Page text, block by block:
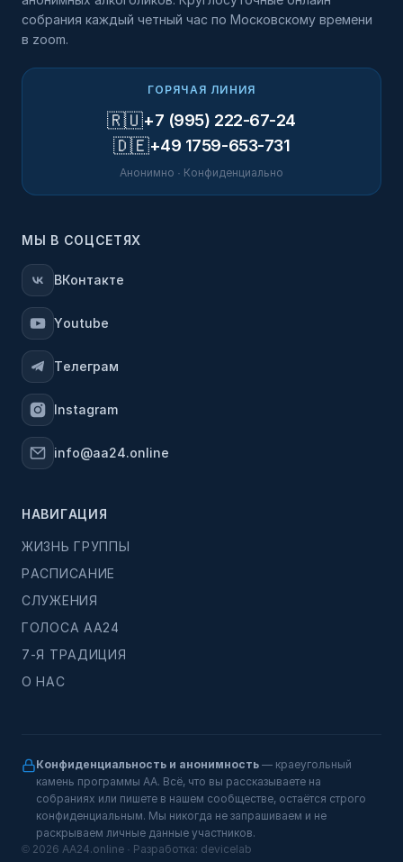
собрания каждый четный час по Московскому времени
в zoom.
ГОРЯЧАЯ ЛИНИЯ
🇷🇺+7 (995) 222-67-24
🇩🇪+49 1759-653-731
Анонимно · Конфиденциально
МЫ В СОЦСЕТЯХ
ВКонтакте
Youtube
Телеграм
Instagram
info@aa24.online
НАВИГАЦИЯ
ЖИЗНЬ ГРУППЫ
РАСПИСАНИЕ
СЛУЖЕНИЯ
ГОЛОСА АА24
7-Я ТРАДИЦИЯ
О НАС
Конфиденциальность и анонимность — краеугольный
камень программы АА. Всё, что вы рассказываете на
собраниях или пишете в нашем сообществе, остаётся строго
конфиденциальным. Мы никогда не запрашиваем и не
раскрываем личные данные участников.
© 2026 AA24.online · Разработка: devicelab